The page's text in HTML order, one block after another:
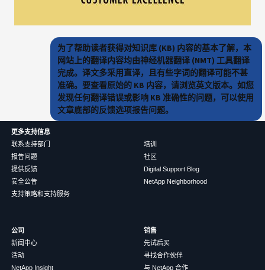
为了帮助读者获得对知识库 (KB) 内容的基本了解，本
网站上的翻译内容均由神经机器翻译 (NMT) 工具翻译
完成。译文多采用直译，且有些字词的翻译可能不甚
准确。要查看原始的 KB 内容，请浏览英文版本。如您
发现任何翻译错误或影响 KB 准确性的问题，可以使用
文章底部的反馈选项报告问题。
更多支持信息
联系支持部门
报告问题
提供反馈
安全公告
支持策略和支持服务
培训
社区
Digital Support Blog
NetApp Neighborhood
公司
新闻中心
活动
NetApp Insight
销售
先试后买
寻找合作伙伴
与 NetApp 合作